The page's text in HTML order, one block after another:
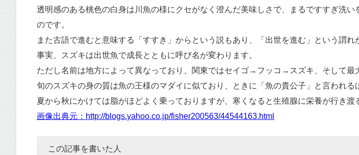
透明感のある桃色の白身は川魚の様にクセがなく澄んだ美味しさで、まるですすぎ洗
のです。
また古語で進むと意味する「すすき」からという説もあり、「出世を進む」という謂れ
事実、スズキは出世魚で成長とともに呼び名が変わります。
ただし名前は地方によって異なっており、関東ではセイゴ→フッコ→スズキ、そして
旬のスズキの身の質は魚の王様のマダイに似ており、ときに「魚の貴公子」と言われる
夏から秋にかけては脂がほどよく乗っておりますが、寒くなると生殖腺に栄養が行き渡
画像出典元：http://blogs.yahoo.co.jp/fisher200563/44544163.html
この記事を書いた人